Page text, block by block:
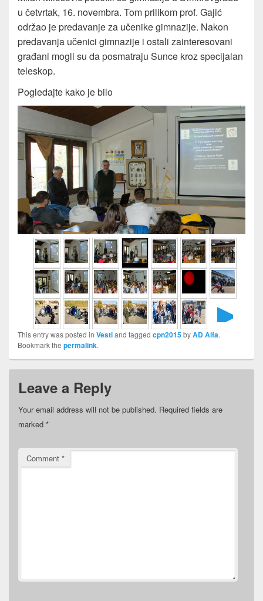
u četvrtak, 16. novembra. Tom prilikom prof. Gajić
održao je predavanje za učenike gimnazije. Nakon
predavanja učenici gimnazije i ostali zainteresovani
građani mogli su da posmatraju Sunce kroz specijalan
teleskop.
Pogledajte kako je bilo
►
This entry was posted in Vestiand tagged cpn2015byAD Alfa.
Bookmark the permalink.
Leave a Reply
Your email address will not be published. Required fields are
marked *
Comment *